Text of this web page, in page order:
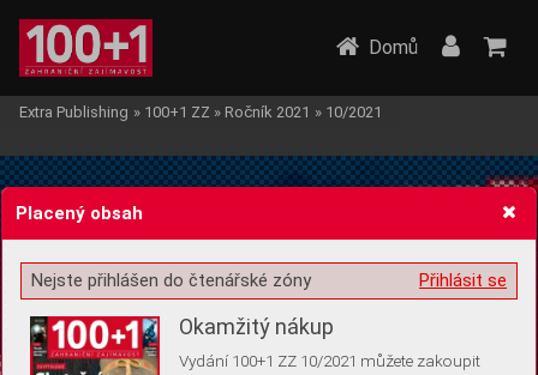
Žádost o souhlas s ukládáním volitelných informací
Domů
Extra Publishing » 100+1 ZZ » Ročník 2021 » 10/2021
Placený obsah
Přihlásit se
Nejste přihlášen do čtenářské zóny
Okamžitý nákup
Vydání 100+1 ZZ 10/2021 můžete zakoupit